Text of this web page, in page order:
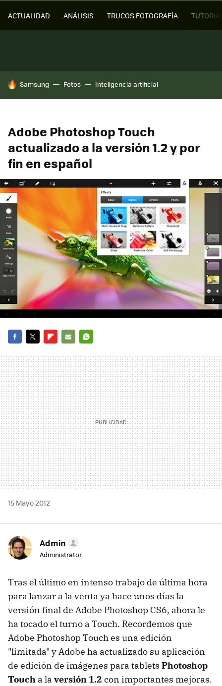
ACTUALIDAD ANÁLISIS TRUCOS FOTOGRAFÍA
HOY SE HABLA DE
Samsung Fotos Inteligencia artificial
Adobe Photoshop Touch
actualizado a la versión 1.2 y por
fin en español
MAIL
15 Mayo 2012
Admin
Administrator
Tras el último en intenso trabajo de última hora
para lanzar a la venta ya hace unos días la
versión final de Adobe Photoshop CS6, ahora le
ha tocado el turno a Touch. Recordemos que
Adobe Photoshop Touch es una edición
"limitada" y Adobe ha actualizado su aplicación
de edición de imágenes para tablets Photoshop
Touch a la versión 1.2 con importantes mejoras.